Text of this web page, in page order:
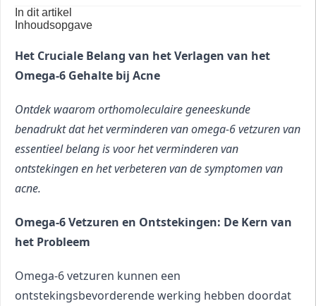
In dit artikel
Inhoudsopgave
Het Cruciale Belang van het Verlagen van het
Omega-6 Gehalte bij Acne
Ontdek waarom orthomoleculaire geneeskunde
benadrukt dat het verminderen van omega-6 vetzuren van
essentieel belang is voor het verminderen van
ontstekingen en het verbeteren van de symptomen van
acne.
Omega-6 Vetzuren en Ontstekingen: De Kern van
het Probleem
Omega-6 vetzuren kunnen een
ontstekingsbevorderende werking hebben doordat